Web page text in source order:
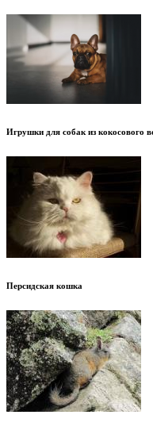
Игрушки для собак из кокосового
Персидская кошка